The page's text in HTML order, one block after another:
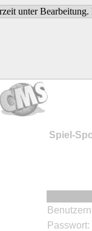
unter
Spiel-
Passwort: